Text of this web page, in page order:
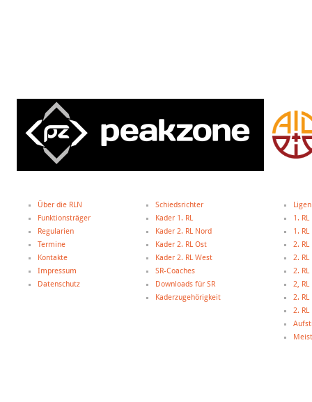
Über die RLN
Funktionsträger
Regularien
Termine
Kontakte
Impressum
Datenschutz
Schiedsrichter
Kader 1. RL
Kader 2. RL Nord
Kader 2. RL Ost
Kader 2. RL West
SR-Coaches
Downloads für SR
Kaderzugehörigkeit
Ligen
1.
1.
2.
2.
2.
2,
2.
2.